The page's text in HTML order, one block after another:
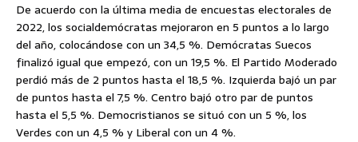
De acuerdo con la última media de encuestas electorales de
2022, los socialdemócratas mejoraron en 5 puntos a lo largo
del año, colocándose con un 34,5 %. Demócratas Suecos
finalizó igual que empezó, con un 19,5 %. El Partido Moderado
perdió más de 2 puntos hasta el 18,5 %. Izquierda bajó un par
de puntos hasta el 7,5 %. Centro bajó otro par de puntos
hasta el 5,5 %. Democristianos se situó con un 5 %, los
Verdes con un 4,5 % y Liberal con un 4 %.